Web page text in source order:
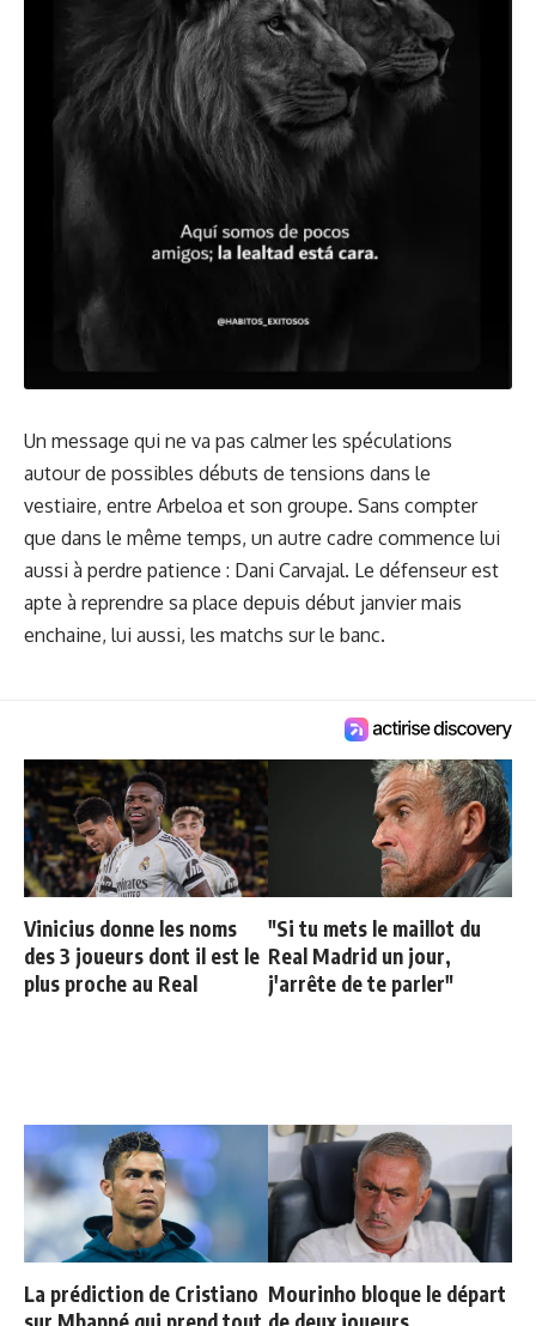
Un message qui ne va pas calmer les spéculations
autour de possibles débuts de tensions dans le
vestiaire, entre Arbeloa et son groupe. Sans compter
que dans le même temps, un autre cadre commence lui
aussi à perdre patience : Dani Carvajal. Le défenseur est
apte à reprendre sa place depuis début janvier mais
enchaine, lui aussi, les matchs sur le banc.
Vinicius donne les noms
des 3 joueurs dont il est le
plus proche au Real
"Si tu mets le maillot du
Real Madrid un jour,
j'arrête de te parler"
La prédiction de Cristiano Mourinho bloque le départ